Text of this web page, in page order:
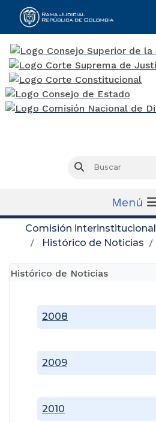
Buscar
Menú
Comisión interinstitucional
Histórico de Noticias
Histórico de Noticias
2008
2009
2010